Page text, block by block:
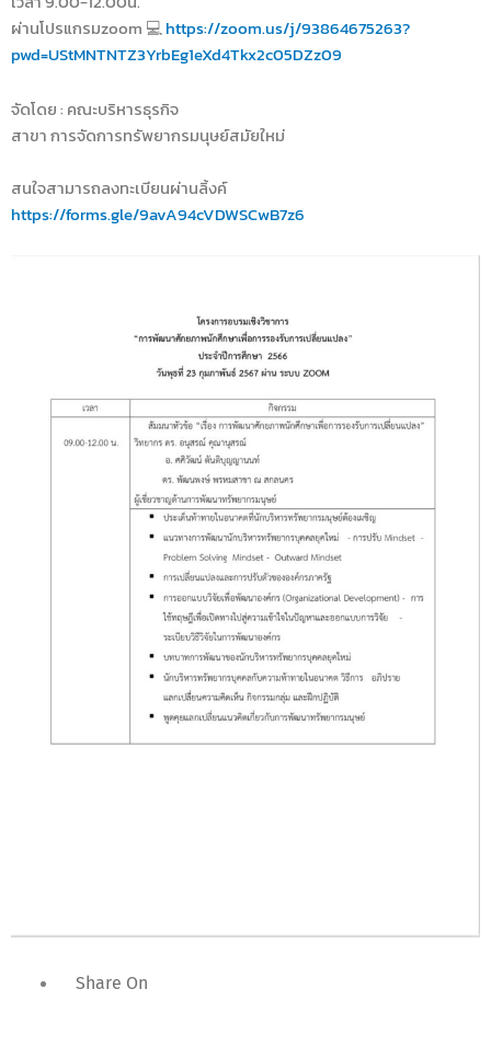
ผ่านโปรแกรมzoom 💻https://zoom.us/j/93864675263?
pwd=UStMNTNTZ3YrbEg1eXd4Tkx2c05DZz09
จัดโดย : คณะบริหารธุรกิจ
สาขา การจัดการทรัพยากรมนุษย์สมัยใหม่
สนใจสามารถลงทะเบียนผ่านลิ้งค์
https://forms.gle/9avA94cVDWSCwB7z6
Share On